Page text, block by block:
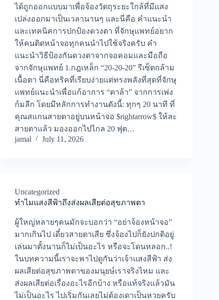
ได้ถูกออกแบบมาเพื่อจ้องวัตถุระยะใกล้ที่มีแสง
เปล่งออกมาเป็นเวลานานๆ และนี่คือ คำแนะนำ
และเทคนิคการปกป้องดวงตา ที่จักษุแพทย์อยาก
ให้คนติดหน้าจอทุกคนนำไปใช้จริงครับ คำ
แนะนำวิธีป้องกันดวงตาจากจอคอมและมือถือ
จากจักษุแพทย์ 1.กฎเหล็ก “20-20-20” รีเซ็ตกล้าม
เนื้อตา นี่คือทริคที่เรียบง่ายแต่ทรงพลังที่สุดที่จักษุ
แพทย์แนะนำเพื่อแก้อาการ “ตาล้า” จากการเพ่ง
ก้มลึก โดยมีหลักการทำงานดังนี้: ทุกๆ 20 นาที ที่
คุณสแกนสายตาอยู่บนหน้าจอ $rightarrow$ ให้ละ
สายตาแล้ว มองออกไปไกล 20 ฟุต…
jamal
July 11, 2026
Uncategorized
ทำไมแสงสีฟ้าถึงส่งผลเสียต่อสุขภาพตา
ผู้ใหญ่หลายๆคนมักจะบอกว่า “อย่าจ้องหน้าจอ”
มากเกินไป เดี๋ยวสายตาเสีย ซึ่งจ้องไปก็ยังปกติอยู่
เล่นมาตั้งนานก็ไม่เป็นอะไร หรือจะโดนหลอก..!
ในบทความนี้เราจะพาไปดูกันว่าเจ้าแสงสีฟ้า ส่ง
ผลเสียต่อสุขภาพตาของมนุยษ์เราจริงไหม และ
ส่งผลเสียต่อเรื่องอะไรอีกบ้าง หรือแท้จริงแล้วมัน
ไม่เป็นอะไร ไปเริ่มกันเลยไม่ต้องเดาเป็นหวยครับ